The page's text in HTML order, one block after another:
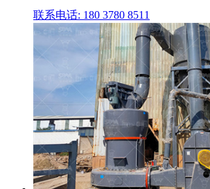
联系电话: 180 3780 8511